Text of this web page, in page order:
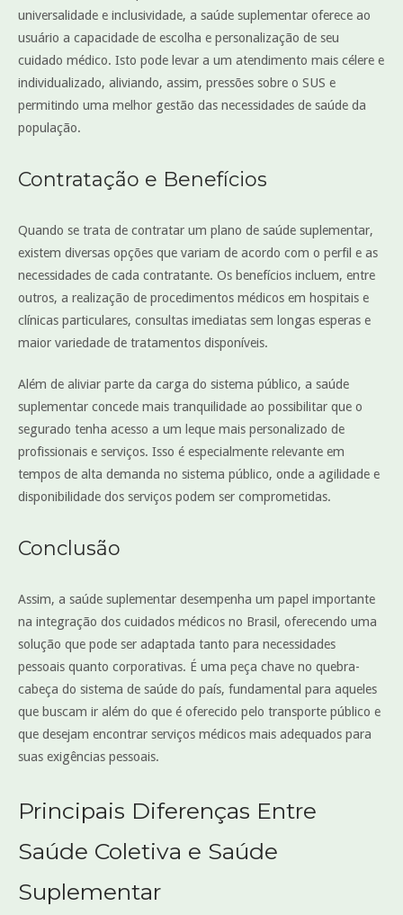
universalidade e inclusividade, a saúde suplementar oferece ao
usuário a capacidade de escolha e personalização de seu
cuidado médico. Isto pode levar a um atendimento mais célere e
individualizado, aliviando, assim, pressões sobre o SUS e
permitindo uma melhor gestão das necessidades de saúde da
população.
Contratação e Benefícios
Quando se trata de contratar um plano de saúde suplementar,
existem diversas opções que variam de acordo com o perfil e as
necessidades de cada contratante. Os benefícios incluem, entre
outros, a realização de procedimentos médicos em hospitais e
clínicas particulares, consultas imediatas sem longas esperas e
maior variedade de tratamentos disponíveis.
Além de aliviar parte da carga do sistema público, a saúde
suplementar concede mais tranquilidade ao possibilitar que o
segurado tenha acesso a um leque mais personalizado de
profissionais e serviços. Isso é especialmente relevante em
tempos de alta demanda no sistema público, onde a agilidade e
disponibilidade dos serviços podem ser comprometidas.
Conclusão
Assim, a saúde suplementar desempenha um papel importante
na integração dos cuidados médicos no Brasil, oferecendo uma
solução que pode ser adaptada tanto para necessidades
pessoais quanto corporativas. É uma peça chave no quebra-
cabeça do sistema de saúde do país, fundamental para aqueles
que buscam ir além do que é oferecido pelo transporte público e
que desejam encontrar serviços médicos mais adequados para
suas exigências pessoais.
Principais Diferenças Entre
Saúde Coletiva e Saúde
Suplementar